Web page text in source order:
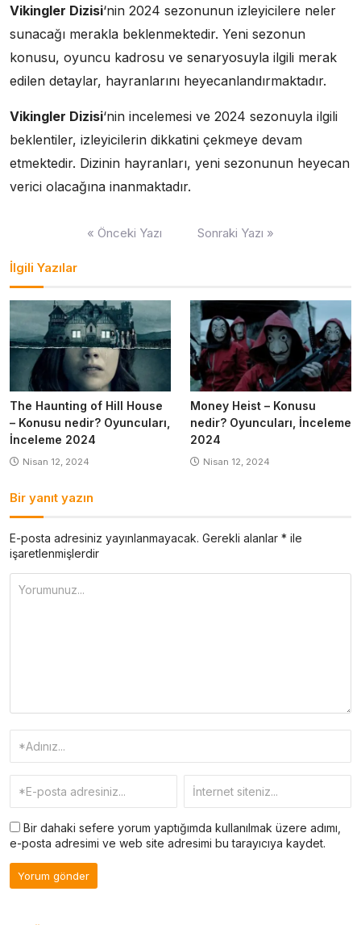
Vikingler Dizisi‘nin 2024 sezonunun izleyicilere neler
sunacağı merakla beklenmektedir. Yeni sezonun
konusu, oyuncu kadrosu ve senaryosuyla ilgili merak
edilen detaylar, hayranlarını heyecanlandırmaktadır.
Vikingler Dizisi‘nin incelemesi ve 2024 sezonuyla ilgili
beklentiler, izleyicilerin dikkatini çekmeye devam
etmektedir. Dizinin hayranları, yeni sezonunun heyecan
verici olacağına inanmaktadır.
« Önceki Yazı Sonraki Yazı »
İlgili Yazılar
The Haunting of Hill House
– Konusu nedir? Oyuncuları,
İnceleme 2024
Nisan 12, 2024
Money Heist – Konusu
nedir? Oyuncuları, İnceleme
2024
Nisan 12, 2024
Bir yanıt yazın
E-posta adresiniz yayınlanmayacak. Gerekli alanlar * ile
işaretlenmişlerdir
Bir dahaki sefere yorum yaptığımda kullanılmak üzere adımı,
e-posta adresimi ve web site adresimi bu tarayıcıya kaydet.